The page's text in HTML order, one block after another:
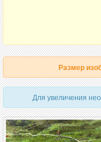
Размер
Для увеличения